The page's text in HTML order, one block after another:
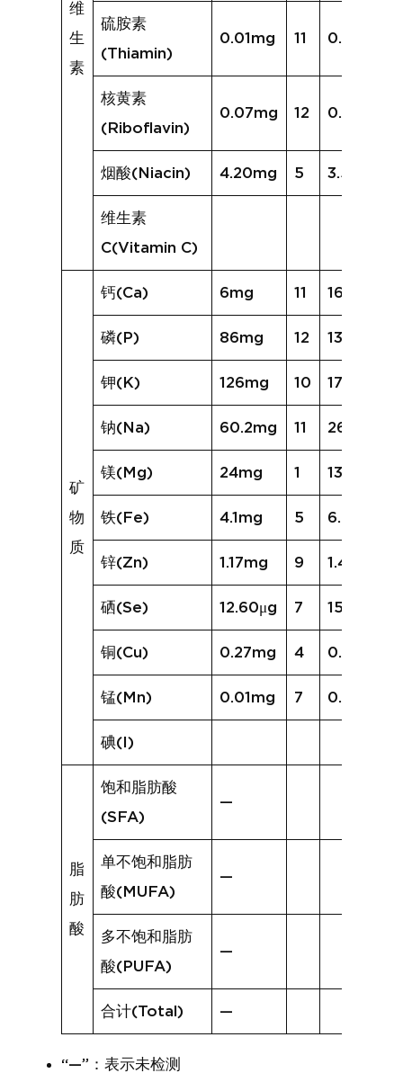
维
生
素
硫胺素
(Thiamin)
0.01mg 11 0.06mg
核黄素
(Riboflavin)
0.07mg 12 0.30mg
烟酸(Niacin) 4.20mg 5 3.58mg
维生素
C(Vitamin C)
矿
物
质
钙(Ca) 6mg 11 16mg
磷(P) 86mg 12 136mg
钾(K) 126mg 10 172mg
钠(Na) 60.2mg 11 261.2mg
镁(Mg) 24mg 1 13mg
铁(Fe) 4.1mg 5 6.5mg
锌(Zn) 1.17mg 9 1.49mg
硒(Se) 12.60μg 7 15.97μg
铜(Cu) 0.27mg 4 0.25mg
锰(Mn) 0.01mg 7 0.04mg
碘(I)
脂
肪
酸
饱和脂肪酸
(SFA)
—
单不饱和脂肪
酸(MUFA)
—
多不饱和脂肪
酸(PUFA)
—
合计(Total) —
“—”：表示未检测